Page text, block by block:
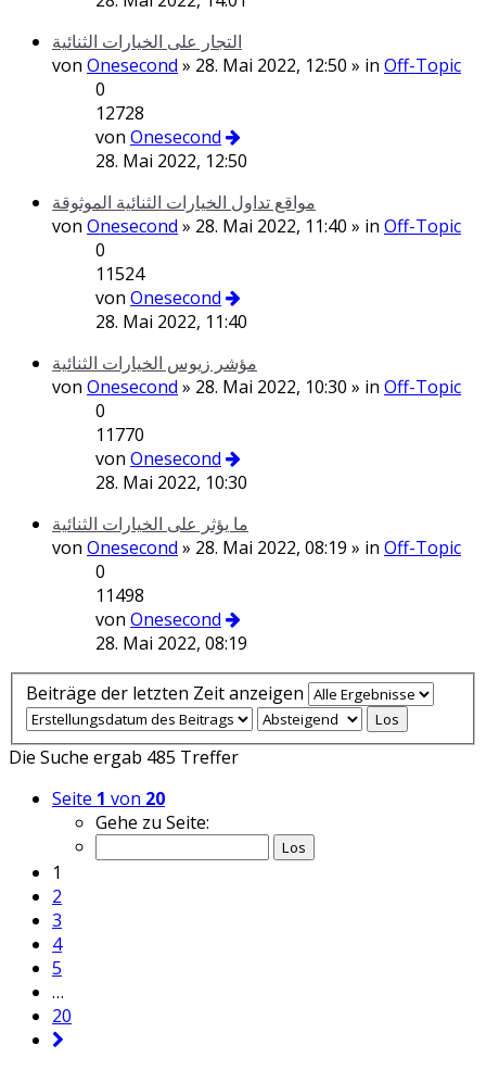
التجار على الخيارات الثنائية
von Onesecond » 28. Mai 2022, 12:50 » in Off-Topic
0
12728
von Onesecond
28. Mai 2022, 12:50
مواقع تداول الخيارات الثنائية الموثوقة
von Onesecond » 28. Mai 2022, 11:40 » in Off-Topic
0
11524
von Onesecond
28. Mai 2022, 11:40
مؤشر زيوس الخيارات الثنائية
von Onesecond » 28. Mai 2022, 10:30 » in Off-Topic
0
11770
von Onesecond
28. Mai 2022, 10:30
ما يؤثر على الخيارات الثنائية
von Onesecond » 28. Mai 2022, 08:19 » in Off-Topic
0
11498
von Onesecond
28. Mai 2022, 08:19
Beiträge der letzten Zeit anzeigen
Die Suche ergab 485 Treffer
Seite 1 von 20
Gehe zu Seite:
1
2
3
4
5
…
20